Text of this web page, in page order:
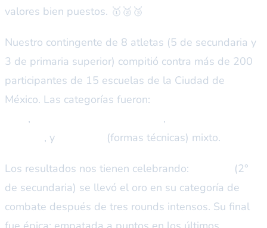
valores bien puestos. 🥇🥈🥉
Nuestro contingente de 8 atletas (5 de secundaria y
3 de primaria superior) compitió contra más de 200
participantes de 15 escuelas de la Ciudad de
México. Las categorías fueron:
, ,
, y (formas técnicas) mixto.
Los resultados nos tienen celebrando:
(2°
de secundaria) se llevó el oro en su categoría de
combate después de tres rounds intensos. Su final